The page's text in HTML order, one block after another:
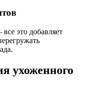
это добавляет
ухоженного